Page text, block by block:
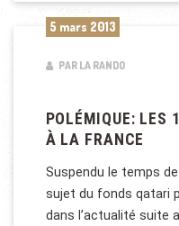
5 mars 2013
PAR LA RANDO
POLÉMIQUE: LES
À LA FRANCE
Suspendu le temps
sujet du fonds qatari
dans l’actualité suite